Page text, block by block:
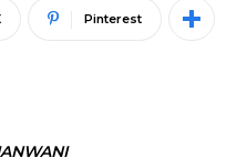
Pinterest